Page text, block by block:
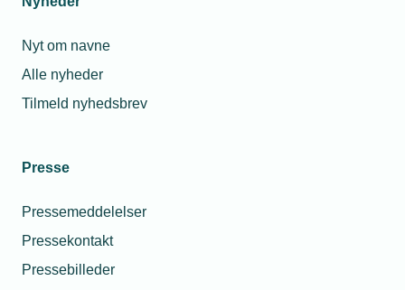
Nyt om navne
Alle nyheder
Tilmeld nyhedsbrev
Presse
Pressemeddelelser
Pressekontakt
Pressebilleder
11. jun. 2026
Medlem er Årets Virksomhed 2025 i Køge